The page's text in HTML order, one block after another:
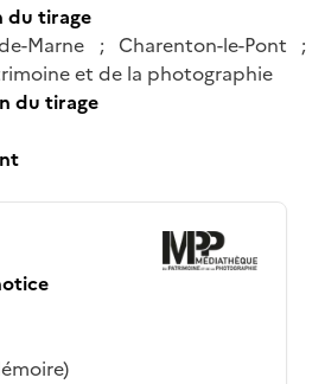
du tirage
Marne ; Charenton-le-Pont ;
et de la photographie
du tirage